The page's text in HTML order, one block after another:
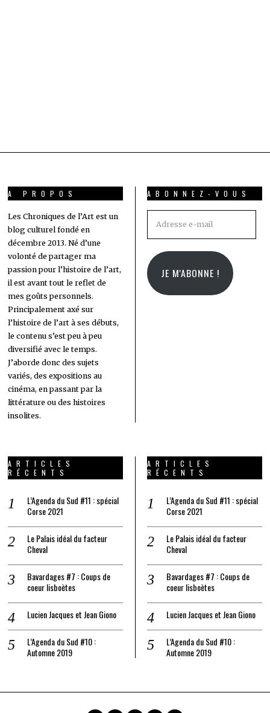
A PROPOS
Les Chroniques de l’Art est un
blog culturel fondé en
décembre 2013. Né d’une
volonté de partager ma
passion pour l’histoire de l’art,
il est avant tout le reflet de
mes goûts personnels.
Principalement axé sur
l’histoire de l’art à ses débuts,
le contenu s’est peu à peu
diversifié avec le temps.
J’aborde donc des sujets
variés, des expositions au
cinéma, en passant par la
littérature ou des histoires
insolites.
ABONNEZ-VOUS
JE M'ABONNE !
ARTICLES
RÉCENTS
L’Agenda du Sud #11 : spécial
Corse 2021
Le Palais idéal du facteur
Cheval
Bavardages #7 : Coups de
coeur lisboètes
Lucien Jacques et Jean Giono
L’Agenda du Sud #10 :
Automne 2019
ARTICLES
RÉCENTS
L’Agenda du Sud #11 : spécial
Corse 2021
Le Palais idéal du facteur
Cheval
Bavardages #7 : Coups de
coeur lisboètes
Lucien Jacques et Jean Giono
L’Agenda du Sud #10 :
Automne 2019